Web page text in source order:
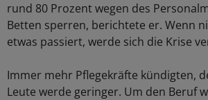
rund 80 Prozent wegen des
Betten sperren, berichtete er. Wenn
etwas passiert, werde sich die Krise
Immer mehr Pflegekräfte kündigten,
Leute werde geringer. Um den Beruf